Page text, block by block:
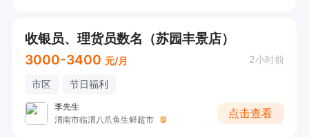
收银员、理货员数名（苏园丰景店）
3000-3400 元/月 2小时前
市区 节日福利
李先生
渭南市临渭八爪鱼生鲜超市
点击查看